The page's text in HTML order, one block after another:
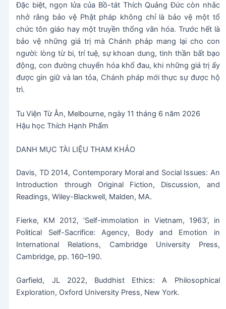
Đặc biệt, ngọn lửa của Bồ-tát Thích Quảng Đức còn nhắc
nhở rằng bảo vệ Phật pháp không chỉ là bảo vệ một tổ
chức tôn giáo hay một truyền thống văn hóa. Trước hết là
bảo vệ những giá trị mà Chánh pháp mang lại cho con
người: lòng từ bi, trí tuệ, sự khoan dung, tinh thần bất bạo
động, con đường chuyển hóa khổ đau, khi những giá trị ấy
được gìn giữ và lan tỏa, Chánh pháp mới thực sự được hộ
trì.
Tu Viện Từ Ân, Melbourne, ngày 11 tháng 6 năm 2026
Hậu học Thích Hạnh Phẩm
DANH MỤC TÀI LIỆU THAM KHẢO
Davis, TD 2014, Contemporary Moral and Social Issues: An
Introduction through Original Fiction, Discussion, and
Readings, Wiley-Blackwell, Malden, MA.
Fierke, KM 2012, ‘Self-immolation in Vietnam, 1963’, in
Political Self-Sacrifice: Agency, Body and Emotion in
International Relations, Cambridge University Press,
Cambridge, pp. 160–190.
Garfield, JL 2022, Buddhist Ethics: A Philosophical
Exploration, Oxford University Press, New York.